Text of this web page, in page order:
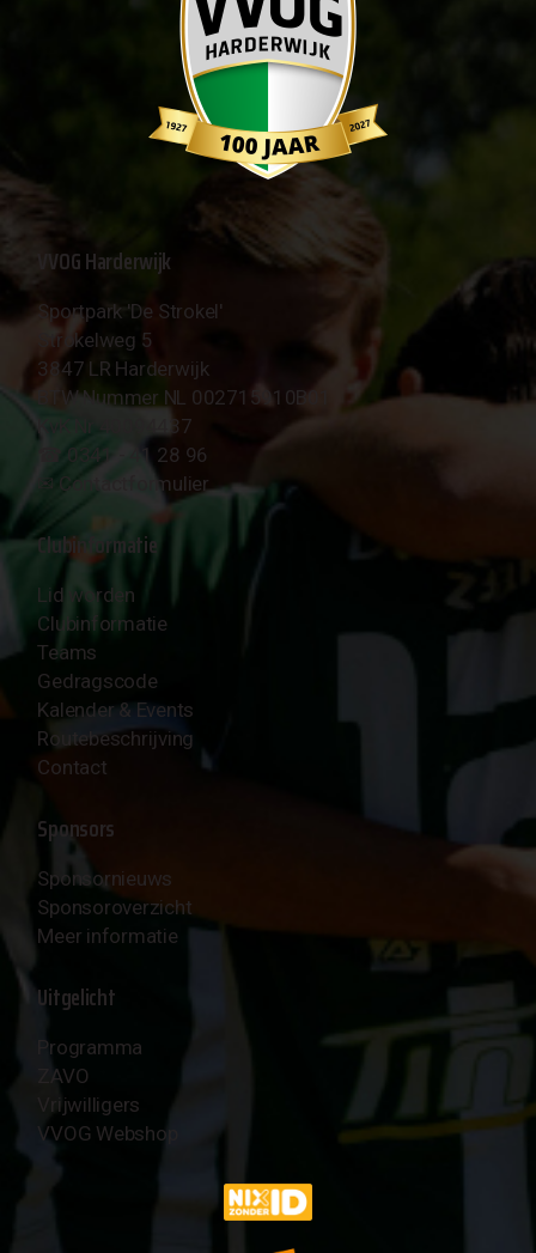
VVOG Harderwijk
Sportpark 'De Strokel'
Strokelweg 5
3847 LR Harderwijk
BTW Nummer NL 002715910B01
KvK Nr 40094437
☎︎ 0341 - 41 28 96
✉︎ Contactformulier
Clubinformatie
Lid worden
Clubinformatie
Teams
Gedragscode
Kalender & Events
Routebeschrijving
Contact
Sponsors
Sponsornieuws
Sponsoroverzicht
Meer informatie
Uitgelicht
Programma
ZAVO
Vrijwilligers
VVOG Webshop